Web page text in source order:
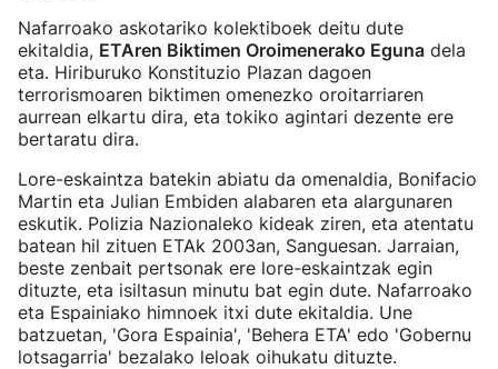
Nafarroako askotariko kolektiboek deitu dute
ekitaldia, ETAren Biktimen Oroimenerako Eguna dela
eta. Hiriburuko Konstituzio Plazan dagoen
terrorismoaren biktimen omenezko oroitarriaren
aurrean elkartu dira, eta tokiko agintari dezente ere
bertaratu dira.
Lore-eskaintza batekin abiatu da omenaldia, Bonifacio
Martin eta Julian Embiden alabaren eta alargunaren
eskutik. Polizia Nazionaleko kideak ziren, eta atentatu
batean hil zituen ETAk 2003an, Sanguesan. Jarraian,
beste zenbait pertsonak ere lore-eskaintzak egin
dituzte, eta isiltasun minutu bat egin dute. Nafarroako
eta Espainiako himnoek itxi dute ekitaldia. Une
batzuetan, 'Gora Espainia', 'Behera ETA' edo 'Gobernu
lotsagarria' bezalako leloak oihukatu dituzte.